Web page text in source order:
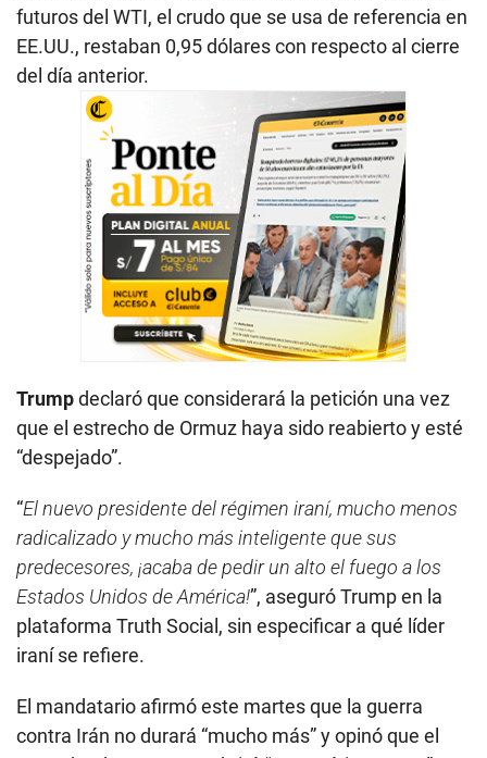
futuros del WTI, el crudo que se usa de referencia en
EE.UU., restaban 0,95 dólares con respecto al cierre
del día anterior.
Trumpdeclaró que considerará la petición una vez
que el estrecho de Ormuz haya sido reabierto y esté
“despejado”.
“El nuevo presidente del régimen iraní, mucho menos
radicalizado y mucho más inteligente que sus
predecesores, ¡acaba de pedir un alto el fuego a los
Estados Unidos de América!”, aseguró Trump en la
plataforma Truth Social, sin especificar a qué líder
iraní se refiere.
El mandatario afirmó este martes que la guerra
contra Irán no durará “mucho más” y opinó que el